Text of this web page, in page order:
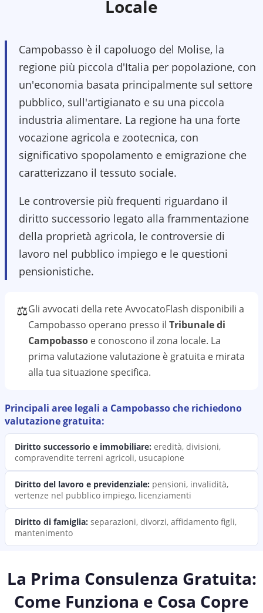
Locale
Campobasso è il capoluogo del Molise, la
regione più piccola d'Italia per popolazione, con
un'economia basata principalmente sul settore
pubblico, sull'artigianato e su una piccola
industria alimentare. La regione ha una forte
vocazione agricola e zootecnica, con
significativo spopolamento e emigrazione che
caratterizzano il tessuto sociale.
Le controversie più frequenti riguardano il
diritto successorio legato alla frammentazione
della proprietà agricola, le controversie di
lavoro nel pubblico impiego e le questioni
pensionistiche.
⚖️Gli avvocati della rete AvvocatoFlash disponibili a
Campobasso operano presso il Tribunale di
Campobasso e conoscono il zona locale. La
prima valutazionevalutazione è gratuita e mirata
alla tua situazione specifica.
Principali aree legali a Campobassoche richiedono
valutazionegratuita:
Diritto successorio e immobiliare: eredità, divisioni,
compravendite terreni agricoli, usucapione
Diritto del lavoro e previdenziale: pensioni, invalidità,
vertenze nel pubblico impiego, licenziamenti
Diritto di famiglia: separazioni, divorzi, affidamento figli,
mantenimento
La Prima Consulenza Gratuita:
Come Funziona e Cosa Copre